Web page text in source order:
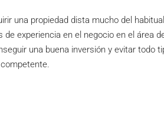
una propiedad dista mucho del
experiencia en el negocio en el área
una buena inversión y evitar todo